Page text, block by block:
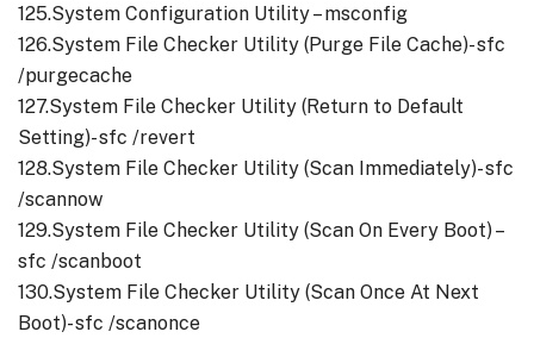
125.System Configuration Utility – msconfig
126.System File Checker Utility (Purge File Cache)- sfc
/purgecache
127.System File Checker Utility (Return to Default
Setting)- sfc /revert
128.System File Checker Utility (Scan Immediately)- sfc
/scannow
129.System File Checker Utility (Scan On Every Boot) –
sfc /scanboot
130.System File Checker Utility (Scan Once At Next
Boot)- sfc /scanonce